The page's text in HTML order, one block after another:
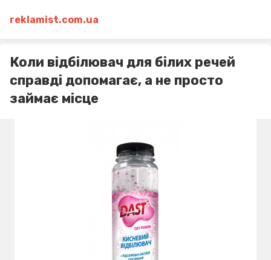
reklamist.com.ua
Коли відбілювач для білих речей
справді допомагає, а не просто
займає місце